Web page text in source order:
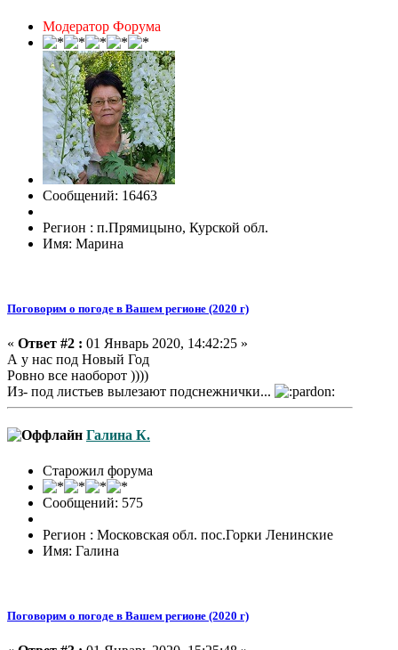
Модератор Форума
Сообщений: 16463
Регион : п.Прямицыно, Курской обл.
Имя: Марина
Поговорим о погоде в Вашем регионе (2020 г)
« Ответ #2 : 01 Январь 2020, 14:42:25 »
А у нас под Новый Год
Ровно все наоборот ))))
Из- под листьев вылезают подснежнички...
Галина К.
Старожил форума
Сообщений: 575
Регион : Московская обл. пос.Горки Ленинские
Имя: Галина
Поговорим о погоде в Вашем регионе (2020 г)